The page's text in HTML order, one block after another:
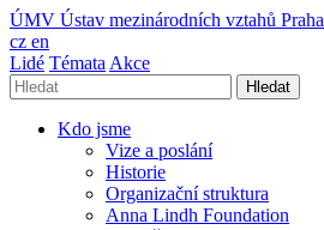
ÚMV Ústav mezinárodních vztahů Praha
cz en
Lidé Témata Akce
Hledat
Kdo jsme
Vize a poslání
Historie
Organizační struktura
Anna Lindh Foundation